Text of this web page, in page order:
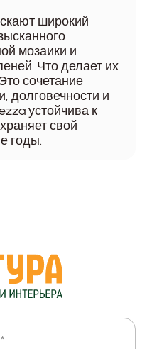
широкий
мозаики и
Что делает их
сочетание
долговечности и
устойчива к
свой
годы.